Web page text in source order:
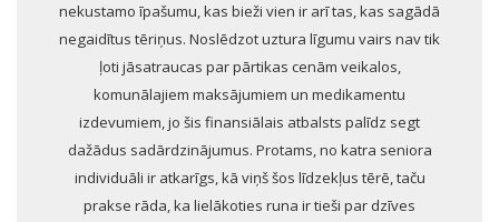
nekustamo īpašumu, kas bieži vien ir arī tas, kas sagādā
negaidītus tēriņus. Noslēdzot uztura līgumu vairs nav tik
ļoti jāsatraucas par pārtikas cenām veikalos,
komunālajiem maksājumiem un medikamentu
izdevumiem, jo šis finansiālais atbalsts palīdz segt
dažādus sadārdzinājumus. Protams, no katra seniora
individuāli ir atkarīgs, kā viņš šos līdzekļus tērē, taču
prakse rāda, ka lielākoties runa ir tieši par dzīves